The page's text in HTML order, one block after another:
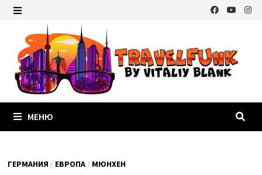
Перейти
содержимому
МЕНЮ
ГЕРМАНИЯ / ЕВРОПА / МЮНХЕН